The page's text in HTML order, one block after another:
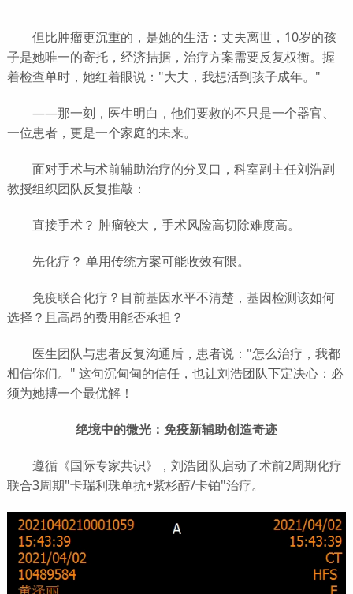
但比肿瘤更沉重的，是她的生活：丈夫离世，10岁的孩
子是她唯一的寄托，经济拮据，治疗方案需要反复权衡。握
着检查单时，她红着眼说："大夫，我想活到孩子成年。"
——那一刻，医生明白，他们要救的不只是一个器官、
一位患者，更是一个家庭的未来。
面对手术与术前辅助治疗的分叉口，科室副主任刘浩副
教授组织团队反复推敲：
直接手术？ 肿瘤较大，手术风险高切除难度高。
先化疗？ 单用传统方案可能收效有限。
免疫联合化疗？目前基因水平不清楚，基因检测该如何
选择？且高昂的费用能否承担？
医生团队与患者反复沟通后，患者说："怎么治疗，我都
相信你们。" 这句沉甸甸的信任，也让刘浩团队下定决心：必
须为她搏一个最优解！
绝境中的微光：免疫新辅助创造奇迹
遵循《国际专家共识》，刘浩团队启动了术前2周期化疗
联合3周期"卡瑞利珠单抗+紫杉醇/卡铂"治疗。